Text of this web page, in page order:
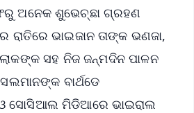
ଅନେକ ଶୁଭେଚ୍ଛା ଗ୍ରହଣ
ଭାଇଜାନ ତାଙ୍କ ଭଣଜା,
ସହ ନିଜ ଜନ୍ମଦିନ ପାଳନ
ବାର୍ଥଡେ
ସୋସିଆଲ ମିଡିଆରେ ଭାଇରାଲ